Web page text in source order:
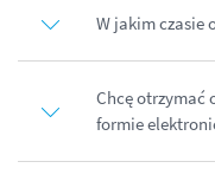
W jakim czasie
Chcę otrzymać
formie